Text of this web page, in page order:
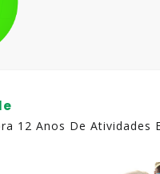
12 Anos De Atividades